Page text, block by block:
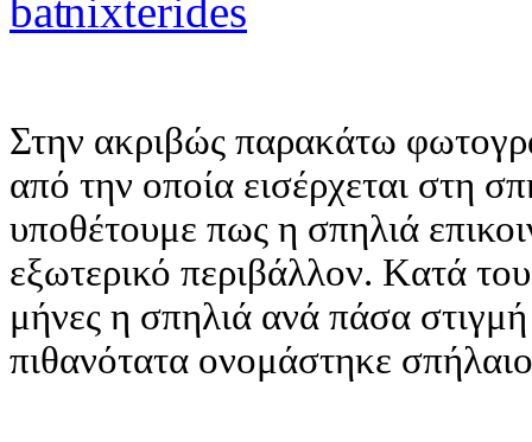
Στην ακριβώς παρακάτω
από την οποία εισέρχεται στη
υποθέτουμε πως η σπηλιά
εξωτερικό περιβάλλον. Kατά
μήνες η σπηλιά ανά πάσα
πιθανότατα ονομάστηκε